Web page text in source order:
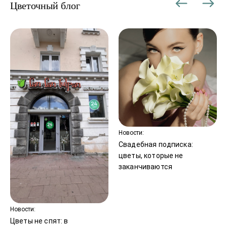
Новости:
Цветы не спят: в
Новости:
Свадебная подписка:
цветы, которые не
заканчиваются
Цветочный блог